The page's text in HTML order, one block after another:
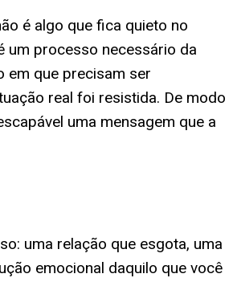
é algo que fica quieto no
um processo necessário da
em que precisam ser
real foi resistida. De modo
uma mensagem que a
uma relação que esgota, uma
emocional daquilo que você